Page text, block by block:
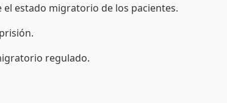
estado migratorio de los pacientes.
regulado.